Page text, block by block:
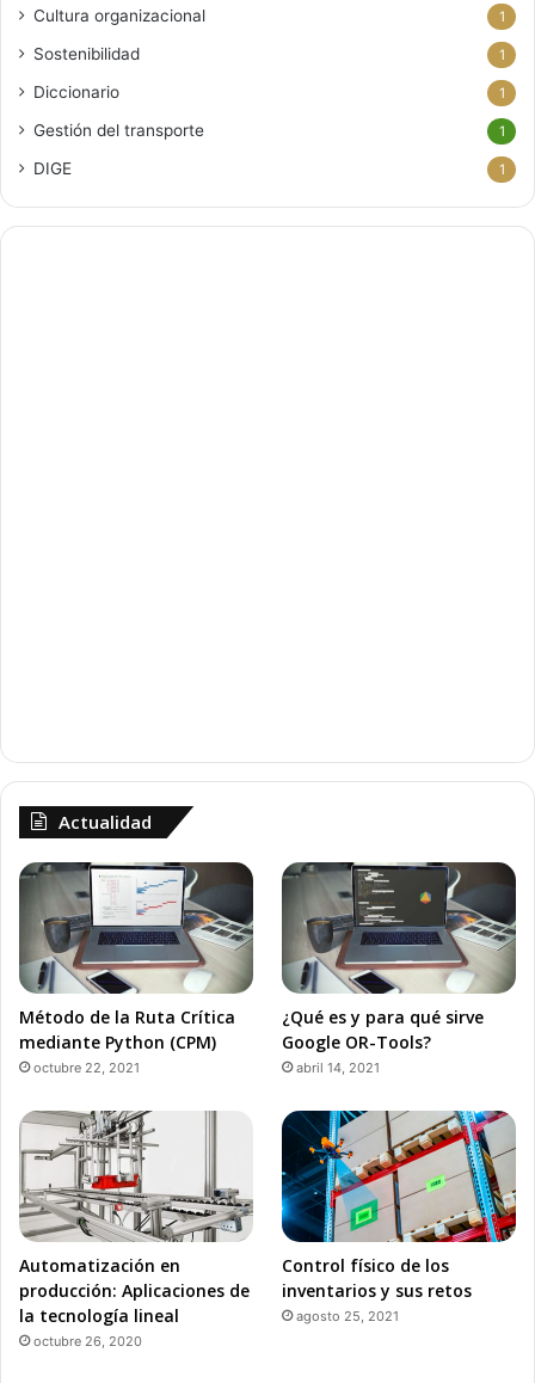
Cultura organizacional 1
Sostenibilidad 1
Diccionario 1
Gestión del transporte 1
DIGE 1
Actualidad
Método de la Ruta Crítica
mediante Python (CPM)
octubre 22, 2021
¿Qué es y para qué sirve
Google OR-Tools?
abril 14, 2021
Automatización en
producción: Aplicaciones de
la tecnología lineal
octubre 26, 2020
Control físico de los
inventarios y sus retos
agosto 25, 2021